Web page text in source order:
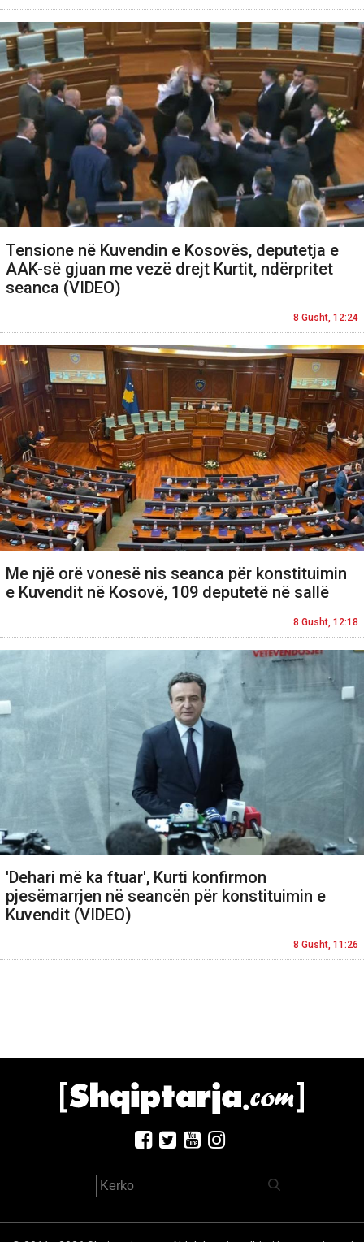
Tensione në Kuvendin e Kosovës, deputetja e
AAK-së gjuan me vezë drejt Kurtit, ndërpritet
seanca (VIDEO)
8 Gusht, 12:24
Me një orë vonesë nis seanca për konstituimin
e Kuvendit në Kosovë, 109 deputetë në sallë
8 Gusht, 12:18
'Dehari më ka ftuar', Kurti konfirmon
pjesëmarrjen në seancën për konstituimin e
Kuvendit (VIDEO)
8 Gusht, 11:26